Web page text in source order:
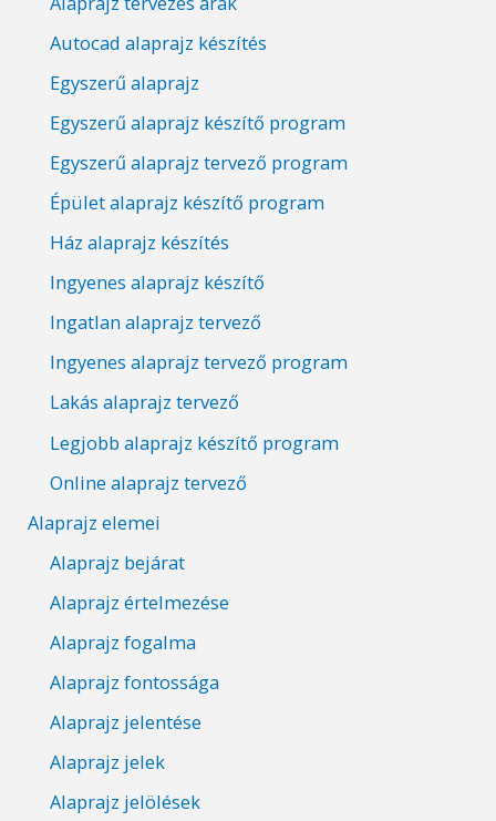
Autocad alaprajz készítés
Egyszerű alaprajz
Egyszerű alaprajz készítő program
Egyszerű alaprajz tervező program
Épület alaprajz készítő program
Ház alaprajz készítés
Ingyenes alaprajz készítő
Ingatlan alaprajz tervező
Ingyenes alaprajz tervező program
Lakás alaprajz tervező
Legjobb alaprajz készítő program
Online alaprajz tervező
Alaprajz elemei
Alaprajz bejárat
Alaprajz értelmezése
Alaprajz fogalma
Alaprajz fontossága
Alaprajz jelentése
Alaprajz jelek
Alaprajz jelölések